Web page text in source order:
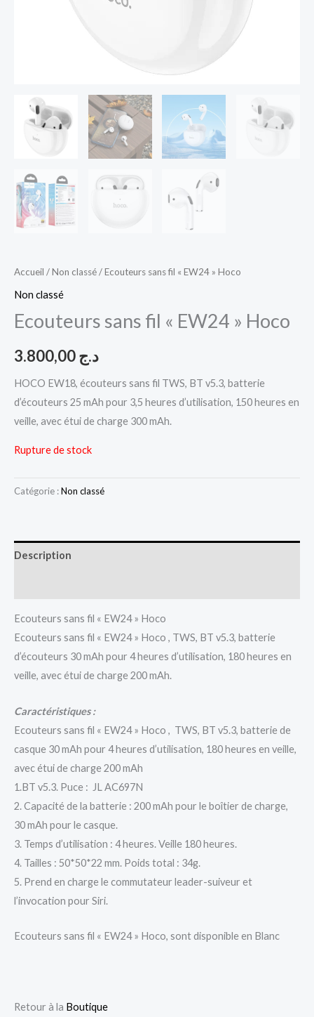
Accueil /Non classé/ Ecouteurs sans fil « EW24 » Hoco
Non classé
Ecouteurs sans fil « EW24 » Hoco
د.ج
HOCO EW18, écouteurs sans fil TWS, BT v5.3, batterie
d’écouteurs 25 mAh pour 3,5 heures d’utilisation, 150 heures en
veille, avec étui de charge 300 mAh.
Rupture de stock
Catégorie :Non classé
Description
Ecouteurs sans fil « EW24 » Hoco
Ecouteurs sans fil « EW24 » Hoco , TWS, BT v5.3, batterie
d’écouteurs 30 mAh pour 4 heures d’utilisation, 180 heures en
veille, avec étui de charge 200 mAh.
Caractéristiques :
Ecouteurs sans fil « EW24 » Hoco , TWS, BT v5.3, batterie de
casque 30 mAh pour 4 heures d’utilisation, 180 heures en veille,
avec étui de charge 200 mAh
1.BT v5.3. Puce : JL AC697N
2. Capacité de la batterie : 200 mAh pour le boîtier de charge,
30 mAh pour le casque.
3. Temps d’utilisation : 4 heures. Veille 180 heures.
4. Tailles : 50*50*22 mm. Poids total : 34g.
5. Prend en charge le commutateur leader-suiveur et
l’invocation pour Siri.
Ecouteurs sans fil « EW24 » Hoco, sont disponible en Blanc
Retour à la Boutique